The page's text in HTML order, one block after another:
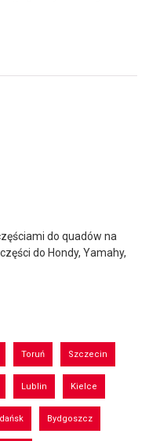
do quadów na
do Hondy, Yamahy,
Toruń Szczecin
Lublin Kielce
Bydgoszcz